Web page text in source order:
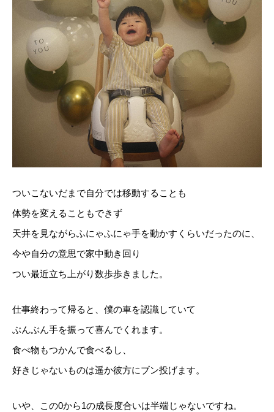
ついこないだまで自分では移動することも
体勢を変えることもできず
天井を見ながらふにゃふにゃ手を動かすくらいだったのに、
今や自分の意思で家中動き回り
つい最近立ち上がり数歩歩きました。
仕事終わって帰ると、僕の車を認識していて
ぶんぶん手を振って喜んでくれます。
食べ物もつかんで食べるし、
好きじゃないものは遥か彼方にブン投げます。
いや、この0から1の成長度合いは半端じゃないですね。